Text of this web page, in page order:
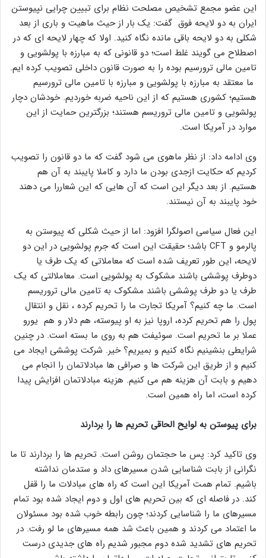
این عضو مجمع تشخیص مصلحت نظام برای تبیین چرایی نپیوستن
ایران به دو لایحه فوق گفت: یک بار از حیث ماهیت و باری از بعد
شکلی به دو لایحه باقی مانده نگاه کنید. اولا که چهار لایحه ای که در
اصطلاح می گویند غلط است؛ دو قانونی که به مبارزه با پولشویی و
تامین مالی ترورسیم بوده را به صورت قانون داخلی تصویب کرده ایم.
ما معتقد به مبارزه با پولشویی و مبارزه با تامین مالی ترورسیم
هستیم؛ کشوری هستیم که از این ناحیه ضربه خوردیم. خودشان دچار
پولشویی و تامین مالی تروریسم هستند؛ بزرگترین حمایت از این
موارد در آمریکا است.
وی ادامه داد: از نظر ماهوی می شود گفت که ما دو قانون را تصویب
کردیم که حکایت ازجدی بودن ما دارد و کاملا پایبند به آن هم
هستیم. از بعد دیگر این است که آن هایی که این شعاررا می دهند
خود پایبند به آن نیستند.
این فعال سیاسی اصولگرا افزود: اما از حیث شکلی که پیوستن به
پالرمو و CFT باشد؛ حقیقت این است که جرم پولشویی در این دو
لایحه، این طور تعریف شده است که معاملاتی که یک طرف یا
دوطرف پوششی باشند مشکوک به پولشویی است. معاملالتی که یک
طرف یا دو طرف پوششی باشند مشکوک به تامین مالی تروریسم
است. ما چه کنیم؟ آمریکا تجارت ما را تحریم کرده ، نقل و انتقال
پول را هم تحریم کرده، اروپا نیز به او پیوسته، هم دلار و هم یورو
عملا بر ما تحریم است. سوئیفت هم به روی ما بسته است. در چنین
شرایطی بنشینیم نگاه کنیم و بمیریم؟ خیر. شرکت پوششی ایجاد می
کنیم و از طریق این شرکت ها و صرافی ها مبادلاتمان را انجام می
دهیم و بابت آن هزینه هم می کنیم. هزینه مبادلاتمان افزایش پیدا
کرده است، اما راه همین است.
برای پیوستن به لوایح الحاقی تحریم ها را بردارند
وی تاکید کرد: پس ما حجتمان روشن است. تحریم ها را بردارند تا ما
نگرانی از بابت شناسایی شدن مسیرهای داد و ستدمان نداشته
باشیم. تمام همت آمریکا این است که راه های مبادلات ما را قفل
کند. در فاصله ای که بین تحریم های اول و دوم ایجاد شده بود تمام
مسیرهای ما را شناسایی کردند؛ چون رابطه خوب شده بود مسئولان
ما اعتماد می کردند و همین باعث شد همه مسیرهای ما لو رفت. در
تحریم های تشدید شده دوم مجبور شدیم راه های جدیدی درست